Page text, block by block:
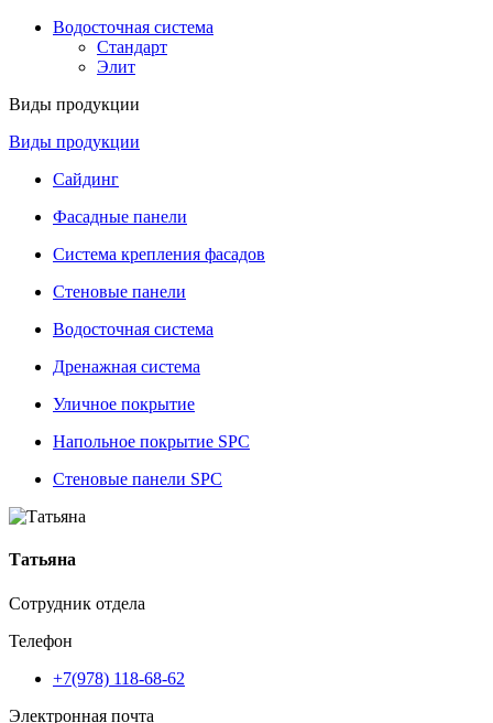
Водосточная система
Стандарт
Элит
Виды продукции
Виды продукции
Сайдинг
Фасадные панели
Система крепления фасадов
Стеновые панели
Водосточная система
Дренажная система
Уличное покрытие
Напольное покрытие SPC
Стеновые панели SPC
Татьяна
Сотрудник отдела
Телефон
+7(978) 118-68-62
Электронная почта